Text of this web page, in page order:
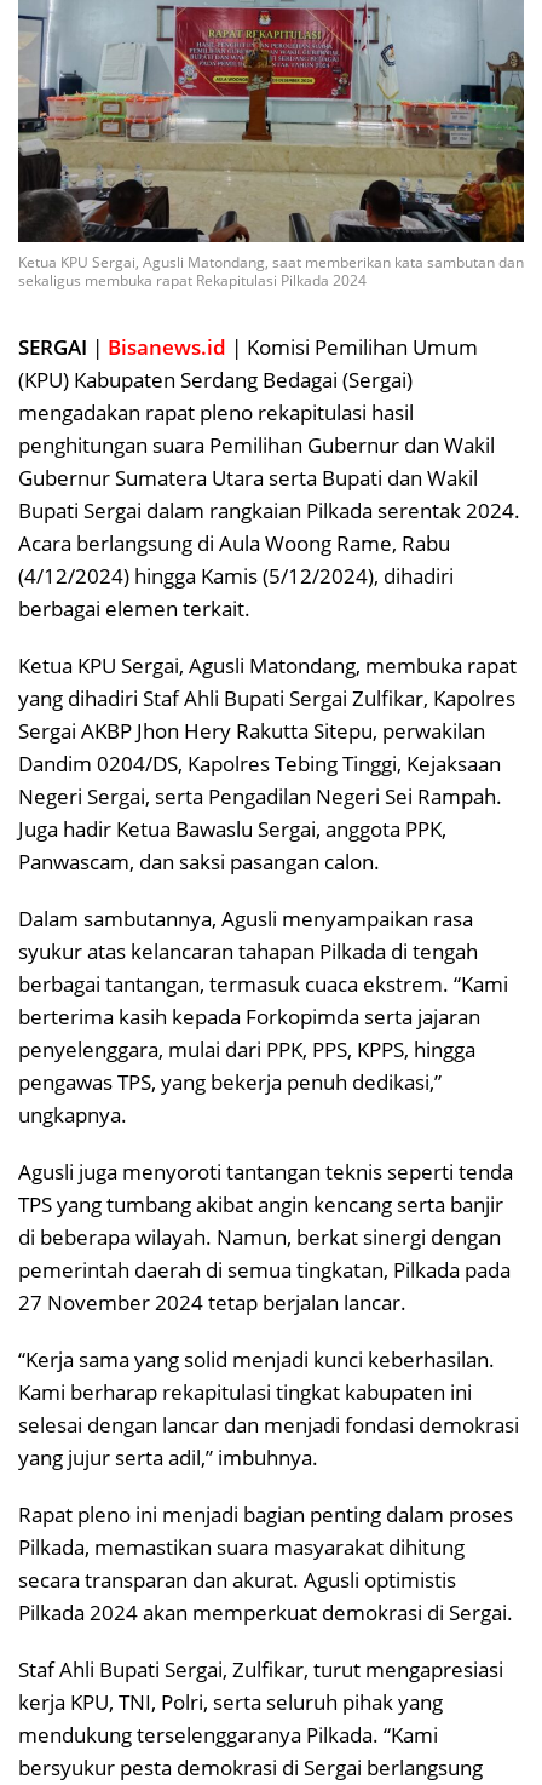
Ketua KPU Sergai, Agusli Matondang, saat memberikan kata sambutan dan
sekaligus membuka rapat Rekapitulasi Pilkada 2024
SERGAI | Bisanews.id | Komisi Pemilihan Umum
(KPU) Kabupaten Serdang Bedagai (Sergai)
mengadakan rapat pleno rekapitulasi hasil
penghitungan suara Pemilihan Gubernur dan Wakil
Gubernur Sumatera Utara serta Bupati dan Wakil
Bupati Sergai dalam rangkaian Pilkada serentak 2024.
Acara berlangsung di Aula Woong Rame, Rabu
(4/12/2024) hingga Kamis (5/12/2024), dihadiri
berbagai elemen terkait.
Ketua KPU Sergai, Agusli Matondang, membuka rapat
yang dihadiri Staf Ahli Bupati Sergai Zulfikar, Kapolres
Sergai AKBP Jhon Hery Rakutta Sitepu, perwakilan
Dandim 0204/DS, Kapolres Tebing Tinggi, Kejaksaan
Negeri Sergai, serta Pengadilan Negeri Sei Rampah.
Juga hadir Ketua Bawaslu Sergai, anggota PPK,
Panwascam, dan saksi pasangan calon.
Dalam sambutannya, Agusli menyampaikan rasa
syukur atas kelancaran tahapan Pilkada di tengah
berbagai tantangan, termasuk cuaca ekstrem. “Kami
berterima kasih kepada Forkopimda serta jajaran
penyelenggara, mulai dari PPK, PPS, KPPS, hingga
pengawas TPS, yang bekerja penuh dedikasi,”
ungkapnya.
Agusli juga menyoroti tantangan teknis seperti tenda
TPS yang tumbang akibat angin kencang serta banjir
di beberapa wilayah. Namun, berkat sinergi dengan
pemerintah daerah di semua tingkatan, Pilkada pada
27 November 2024 tetap berjalan lancar.
“Kerja sama yang solid menjadi kunci keberhasilan.
Kami berharap rekapitulasi tingkat kabupaten ini
selesai dengan lancar dan menjadi fondasi demokrasi
yang jujur serta adil,” imbuhnya.
Rapat pleno ini menjadi bagian penting dalam proses
Pilkada, memastikan suara masyarakat dihitung
secara transparan dan akurat. Agusli optimistis
Pilkada 2024 akan memperkuat demokrasi di Sergai.
Staf Ahli Bupati Sergai, Zulfikar, turut mengapresiasi
kerja KPU, TNI, Polri, serta seluruh pihak yang
mendukung terselenggaranya Pilkada. “Kami
bersyukur pesta demokrasi di Sergai berlangsung